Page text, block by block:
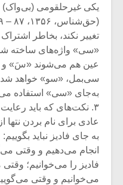
یکی غیرحلقومی
تغییر نکند، بخاطر
«سی» واژه‌‌های ساخته
عین هم می‌شوند «سَ» و
سی‌بمل، «سو» خواهد
به‌جای «سی» استفاده
۳. نکت‌های که باید
عادی برای نام بردن نتها
به جای فادیز نباید
انجام می‌دهیم و وقتی
فادیز را می‌خوانیم؛
می‌خوانیم و وقتی
میکلوش